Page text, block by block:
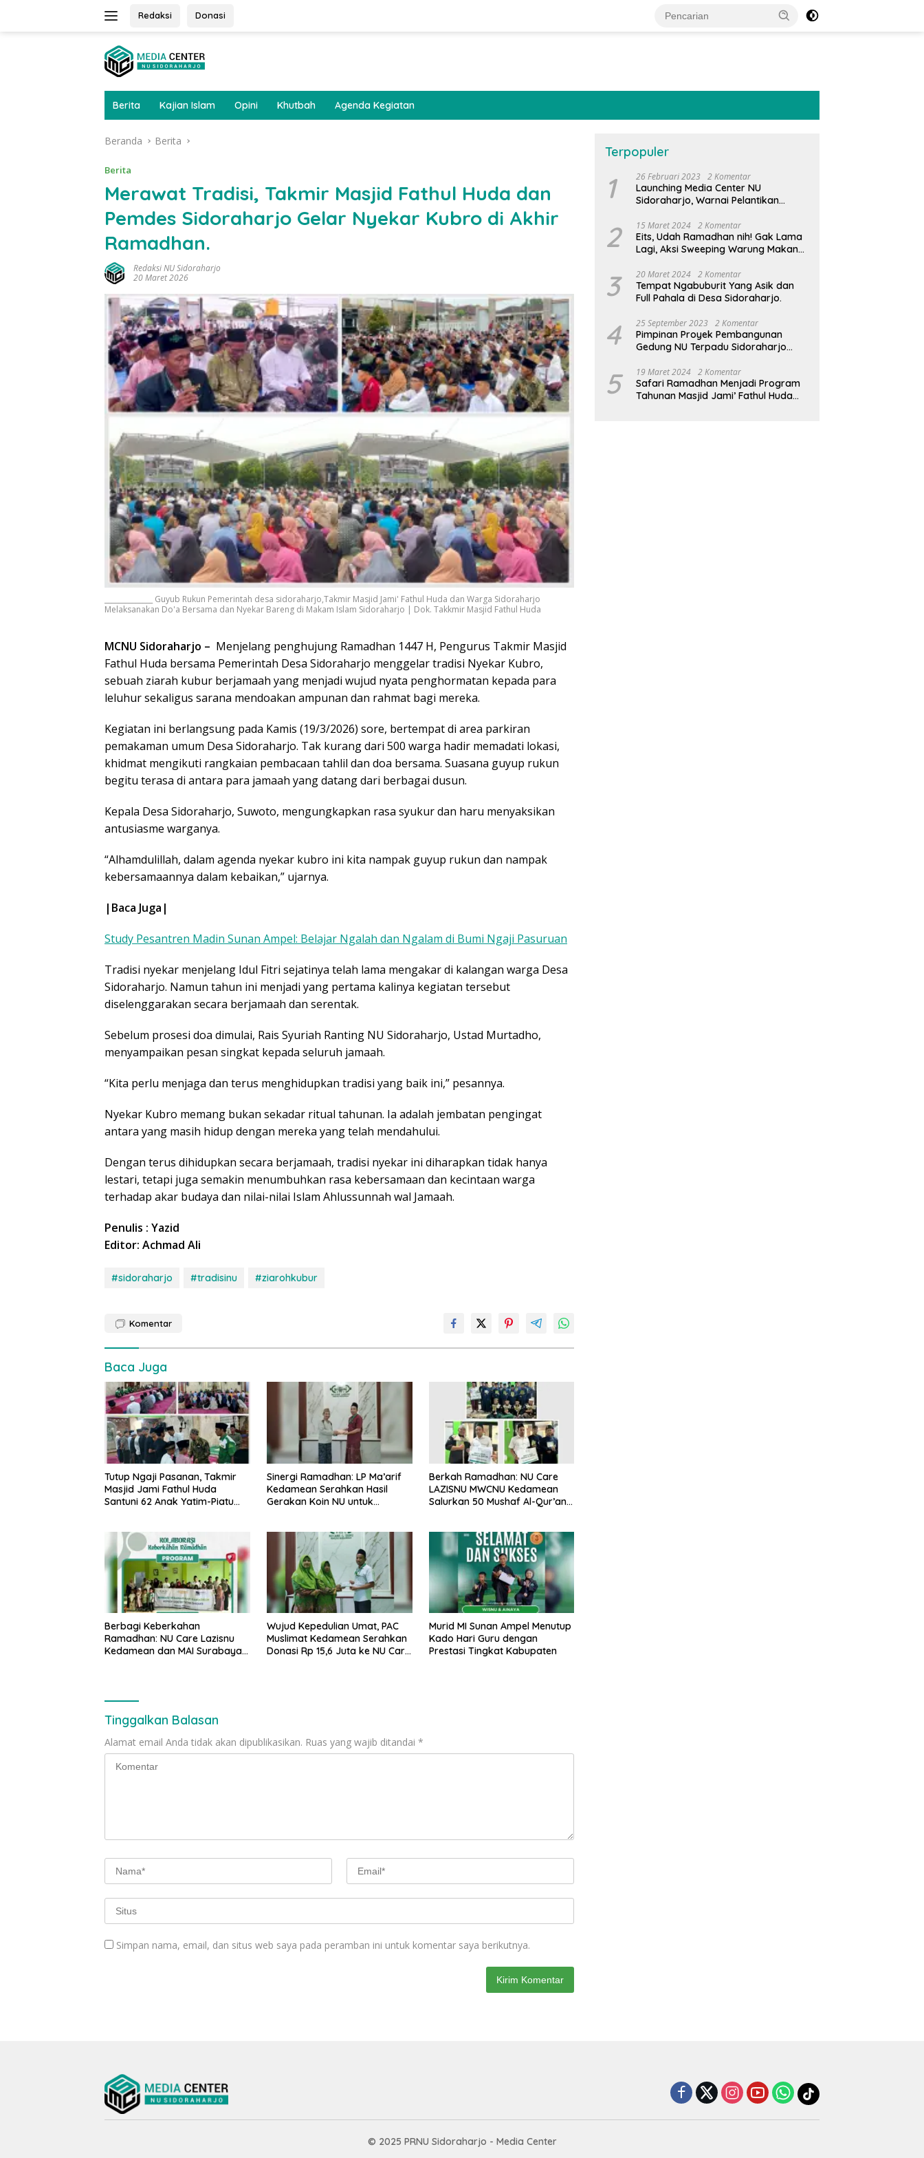
Redaksi Donasi
Berita Kajian Islam Opini Khutbah Agenda Kegiatan
Beranda Berita
Berita
Merawat Tradisi, Takmir Masjid Fathul Huda dan
Pemdes Sidoraharjo Gelar Nyekar Kubro di Akhir
Ramadhan.
Redaksi NU Sidoraharjo
20 Maret 2026
______________ Guyub Rukun Pemerintah desa sidoraharjo,Takmir Masjid Jami' Fathul Huda dan Warga Sidoraharjo
Melaksanakan Do'a Bersama dan Nyekar Bareng di Makam Islam Sidoraharjo | Dok. Takkmir Masjid Fathul Huda
MCNU Sidoraharjo – Menjelang penghujung Ramadhan 1447 H, Pengurus Takmir Masjid
Fathul Huda bersama Pemerintah Desa Sidoraharjo menggelar tradisi Nyekar Kubro,
sebuah ziarah kubur berjamaah yang menjadi wujud nyata penghormatan kepada para
leluhur sekaligus sarana mendoakan ampunan dan rahmat bagi mereka.
Kegiatan ini berlangsung pada Kamis (19/3/2026) sore, bertempat di area parkiran
pemakaman umum Desa Sidoraharjo. Tak kurang dari 500 warga hadir memadati lokasi,
khidmat mengikuti rangkaian pembacaan tahlil dan doa bersama. Suasana guyup rukun
begitu terasa di antara para jamaah yang datang dari berbagai dusun.
Kepala Desa Sidoraharjo, Suwoto, mengungkapkan rasa syukur dan haru menyaksikan
antusiasme warganya.
“Alhamdulillah, dalam agenda nyekar kubro ini kita nampak guyup rukun dan nampak
kebersamaannya dalam kebaikan,” ujarnya.
|Baca Juga|
Study Pesantren Madin Sunan Ampel: Belajar Ngalah dan Ngalam di Bumi Ngaji Pasuruan
Tradisi nyekar menjelang Idul Fitri sejatinya telah lama mengakar di kalangan warga Desa
Sidoraharjo. Namun tahun ini menjadi yang pertama kalinya kegiatan tersebut
diselenggarakan secara berjamaah dan serentak.
Sebelum prosesi doa dimulai, Rais Syuriah Ranting NU Sidoraharjo, Ustad Murtadho,
menyampaikan pesan singkat kepada seluruh jamaah.
“Kita perlu menjaga dan terus menghidupkan tradisi yang baik ini,” pesannya.
Nyekar Kubro memang bukan sekadar ritual tahunan. Ia adalah jembatan pengingat
antara yang masih hidup dengan mereka yang telah mendahului.
Dengan terus dihidupkan secara berjamaah, tradisi nyekar ini diharapkan tidak hanya
lestari, tetapi juga semakin menumbuhkan rasa kebersamaan dan kecintaan warga
terhadap akar budaya dan nilai-nilai Islam Ahlussunnah wal Jamaah.
Penulis : Yazid
Editor: Achmad Ali
#sidoraharjo #tradisinu #ziarohkubur
Komentar
Baca Juga
Tutup Ngaji Pasanan, Takmir
Masjid Jami Fathul Huda
Santuni 62 Anak Yatim-Piatu
Sinergi Ramadhan: LP Ma’arif
Kedamean Serahkan Hasil
Gerakan Koin NU untuk
Berkah Ramadhan: NU Care
LAZISNU MWCNU Kedamean
Salurkan 50 Mushaf Al-Qur’an
Berbagi Keberkahan
Ramadhan: NU Care Lazisnu
Kedamean dan MAI Surabaya
Wujud Kepedulian Umat, PAC
Muslimat Kedamean Serahkan
Donasi Rp 15,6 Juta ke NU Care
Murid MI Sunan Ampel Menutup
Kado Hari Guru dengan
Prestasi Tingkat Kabupaten
Tinggalkan Balasan
Alamat email Anda tidak akan dipublikasikan. Ruas yang wajib ditandai *
Simpan nama, email, dan situs web saya pada peramban ini untuk komentar saya berikutnya.
Terpopuler
1 26 Februari 2023 2 Komentar
Launching Media Center NU
Sidoraharjo, Warnai Pelantikan
Majapahit
2 15 Maret 2024 2 Komentar
Eits, Udah Ramadhan nih! Gak Lama
Lagi, Aksi Sweeping Warung Makan
3 20 Maret 2024 2 Komentar
Tempat Ngabuburit Yang Asik dan
Full Pahala di Desa Sidoraharjo.
4 25 September 2023 2 Komentar
Pimpinan Proyek Pembangunan
Gedung NU Terpadu Sidoraharjo
5 19 Maret 2024 2 Komentar
Safari Ramadhan Menjadi Program
Tahunan Masjid Jami’ Fathul Huda
© 2025 PRNU Sidoraharjo - Media Center